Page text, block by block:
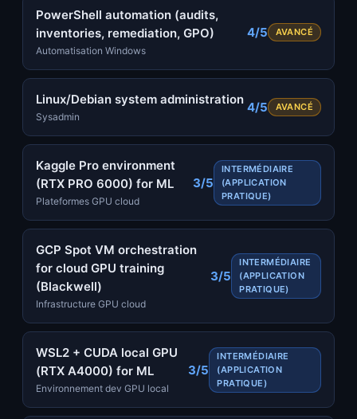
PowerShell automation (audits,
inventories, remediation, GPO)
Automatisation Windows
4/5 AVANCÉ
Linux/Debian system administration
Sysadmin
4/5 AVANCÉ
Kaggle Pro environment
(RTX PRO 6000) for ML
Plateformes GPU cloud
3/5
INTERMÉDIAIRE
(APPLICATION
PRATIQUE)
GCP Spot VM orchestration
for cloud GPU training
(Blackwell)
Infrastructure GPU cloud
3/5
INTERMÉDIAIRE
(APPLICATION
PRATIQUE)
WSL2 + CUDA local GPU
(RTX A4000) for ML
Environnement dev GPU local
3/5
INTERMÉDIAIRE
(APPLICATION
PRATIQUE)